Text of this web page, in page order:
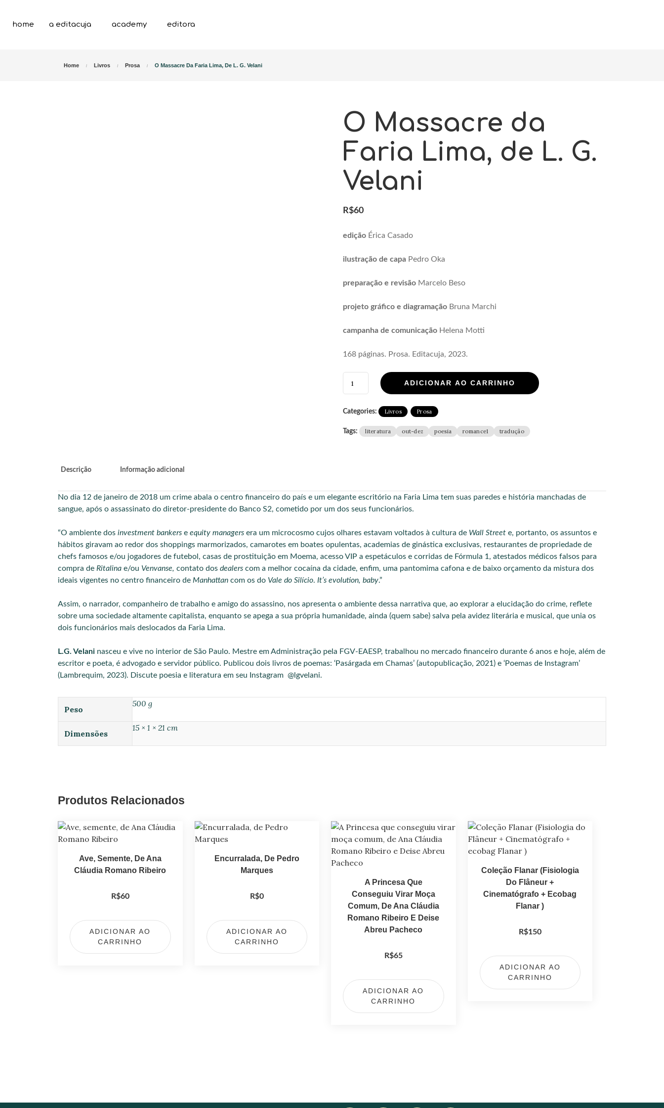
home a editacuja academy editora
Home Livros Prosa O Massacre Da Faria Lima, De L. G. Velani
O Massacre da
Faria Lima, de L. G.
Velani
R$60
edição Érica Casado
ilustração de capa Pedro Oka
preparação e revisão Marcelo Beso
projeto gráfico e diagramação Bruna Marchi
campanha de comunicação Helena Motti
168 páginas. Prosa. Editacuja, 2023.
ADICIONAR AO CARRINHO
Categories: Livros Prosa
Tags: literatura out-dez poesia romance1 tradução
Descrição Informação adicional
No dia 12 de janeiro de 2018 um crime abala o centro financeiro do país e um elegante escritório na Faria Lima tem suas paredes e história manchadas de
sangue, após o assassinato do diretor-presidente do Banco S2, cometido por um dos seus funcionários.
“O ambiente dos investment bankers e equity managers era um microcosmo cujos olhares estavam voltados à cultura de Wall Street e, portanto, os assuntos e
hábitos giravam ao redor dos shoppings marmorizados, camarotes em boates opulentas, academias de ginástica exclusivas, restaurantes de propriedade de
chefs famosos e/ou jogadores de futebol, casas de prostituição em Moema, acesso VIP a espetáculos e corridas de Fórmula 1, atestados médicos falsos para
compra de Ritalina e/ou Venvanse, contato dos dealers com a melhor cocaína da cidade, enfim, uma pantomima cafona e de baixo orçamento da mistura dos
ideais vigentes no centro financeiro de Manhattan com os do Vale do Silício. It’s evolution, baby.”
Assim, o narrador, companheiro de trabalho e amigo do assassino, nos apresenta o ambiente dessa narrativa que, ao explorar a elucidação do crime, reflete
sobre uma sociedade altamente capitalista, enquanto se apega a sua própria humanidade, ainda (quem sabe) salva pela avidez literária e musical, que unia os
dois funcionários mais deslocados da Faria Lima.
L.G. Velani nasceu e vive no interior de São Paulo. Mestre em Administração pela FGV-EAESP, trabalhou no mercado financeiro durante 6 anos e hoje, além de
escritor e poeta, é advogado e servidor público. Publicou dois livros de poemas: ‘Pasárgada em Chamas’ (autopublicação, 2021) e ‘Poemas de Instagram’
(Lambrequim, 2023). Discute poesia e literatura em seu Instagram @lgvelani.
Peso
500 g
Dimensões
15 × 1 × 21 cm
Produtos Relacionados
Ave, Semente, De Ana
Cláudia Romano Ribeiro
R$60
ADICIONAR AO
CARRINHO
Encurralada, De Pedro
Marques
R$0
ADICIONAR AO
CARRINHO
A Princesa Que
Conseguiu Virar Moça
Comum, De Ana Cláudia
Romano Ribeiro E Deise
Abreu Pacheco
R$65
ADICIONAR AO
CARRINHO
Coleção Flanar (Fisiologia
Do Flâneur +
Cinematógrafo + Ecobag
Flanar )
R$150
ADICIONAR AO
CARRINHO